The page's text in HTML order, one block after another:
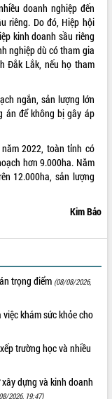
doanh nghiệp đến
riêng. Do đó, Hiệp hội
kinh doanh sầu riêng
nghiệp dù có tham gia
Đắk Lắk, nếu họ tham
ngắn, sản lượng lớn
án để không bị gây áp
2022, toàn tỉnh có
hơn 9.000ha. Năm
12.000ha, sản lượng
Kim Bảo
trọng điểm (08/08/2026,
khám sức khỏe cho
trường học và nhiều
dựng và kinh doanh
2026, 19:47)